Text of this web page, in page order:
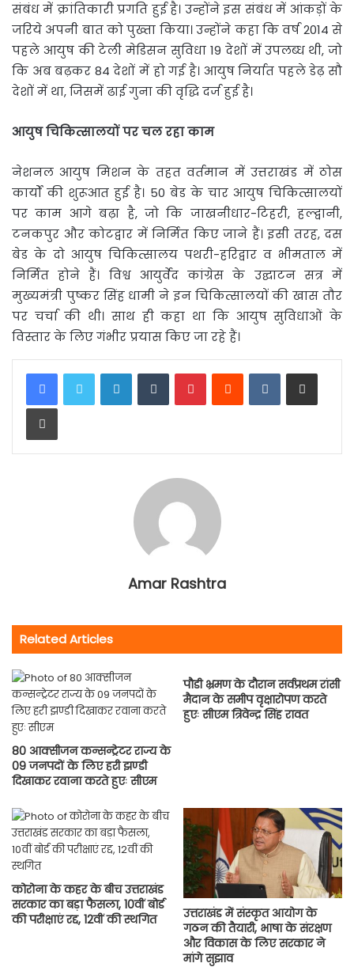
संबंध में क्रांतिकारी प्रगति हुई है। उन्होंने इस संबंध में आंकड़ों के
जरिये अपनी बात को पुख्ता किया। उन्होंने कहा कि वर्ष 2014 से
पहले आयुष की टेली मेडिसन सुविधा 19 देशों में उपलब्ध थी, जो
कि अब बढ़कर 84 देशों में हो गई है। आयुष निर्यात पहले डेढ़ सौ
देशों में था, जिसमें ढाई गुना की वृद्धि दर्ज हुई है।
आयुषचिकित्सालयोंपरचलरहाकाम
नेशनल आयुष मिशन के तहत वर्तमान में उत्तराखंड में ठोस
कार्यों की शुरूआत हुई है। 50 बेड के चार आयुष चिकित्सालयों
पर काम आगे बढ़ा है, जो कि जाखनीधार-टिहरी, हल्द्वानी,
टनकपुर और कोटद्वार में निर्मित किए जाने हैं। इसी तरह, दस
बेड के दो आयुष चिकित्सालय पथरी-हरिद्वार व भीमताल में
निर्मित होने हैं। विश्व आयुर्वेद कांग्रेस के उद्घाटन सत्र में
मुख्यमंत्री पुष्कर सिंह धामी ने इन चिकित्सालयों की खास तौर
पर चर्चा की थी। साथ ही कहा था कि आयुष सुविधाओं के
विस्तार के लिए गंभीर प्रयास किए जा रहे हैं।
LinkedInTumblrPinterestReddit VKontakteShare via Email
Print
Amar Rashtra
Related Articles
80 आक्सीजन कन्सन्ट्रेटर राज्य के
09 जनपदों के लिए हरी झण्डी
दिखाकर रवाना करते हुएः सीएम
पौडी भ्रमण के दौरान सर्वप्रथम रांसी
मैदान के समीप वृक्षारोपण करते
हुएः सीएम त्रिवेन्द्र सिंह रावत
कोरोना के कहर के बीच उत्तराखंड
सरकार का बड़ा फैसला, 10वीं बोर्ड
की परीक्षाएं रद्द, 12वीं की स्थगित
उत्तराखंड में संस्कृत आयोग के
गठन की तैयारी, भाषा के संरक्षण
और विकास के लिए सरकार ने
मांगे सुझाव